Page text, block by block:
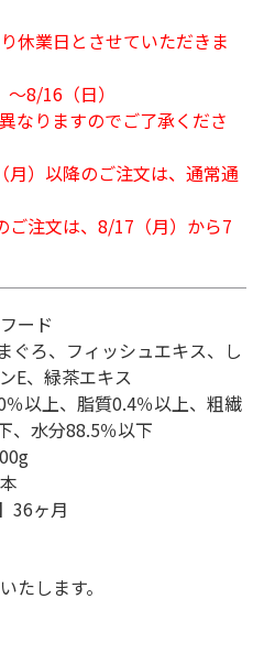
休業日とさせていただきま
8/16（日）
なりますのでご了承くださ
月）以降のご注文は、通常通
ご注文は、8/17（月）から7
ード
ぐろ、フィッシュエキス、し
E、緑茶エキス
％以上、脂質0.4％以上、粗繊
、水分88.5％以下
36ヶ月
たします。